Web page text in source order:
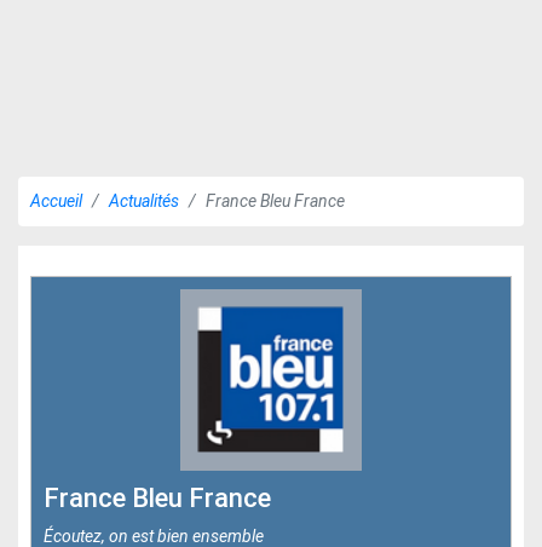
Accueil Actualités France Bleu France
France Bleu France
Écoutez, on est bien ensemble